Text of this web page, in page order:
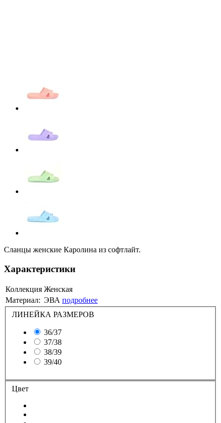
Сланцы женские Каролина из софтлайт.
Характеристики
Коллекция Женская
Материал: ЭВА подробнее
ЛИНЕЙКА РАЗМЕРОВ
36/37
37/38
38/39
39/40
Цвет